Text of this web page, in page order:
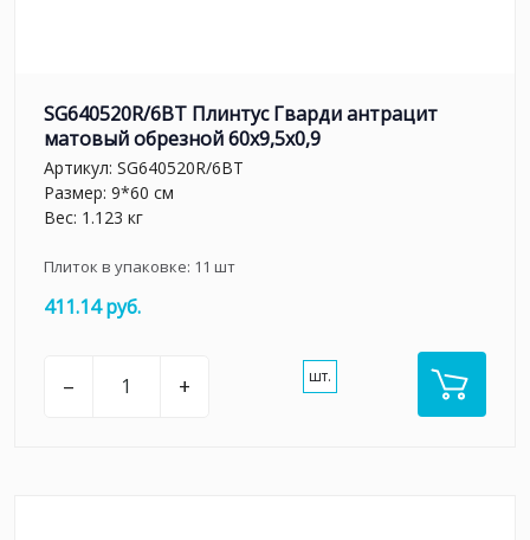
SG640520R/6BT Плинтус Гварди антрацит
матовый обрезной 60x9,5x0,9
Артикул: SG640520R/6BT
Размер: 9*60 см
Вес: 1.123 кг
Плиток в упаковке: 11 шт
411.14 руб.
– + шт.